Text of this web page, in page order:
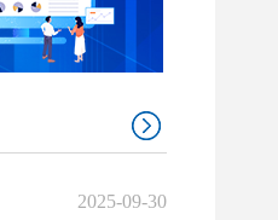
2025-09-30